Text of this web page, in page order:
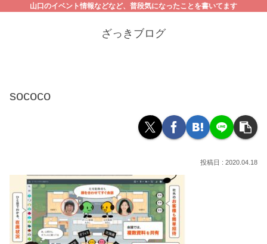
山口のイベント情報などなど、普段気になったことを書いてます
ざっきブログ
sococo
2020.04.18